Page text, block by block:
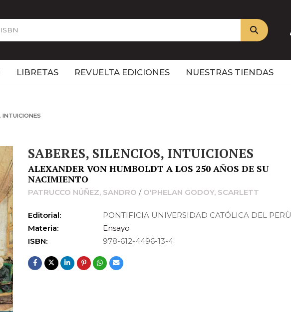
LIBRETAS REVUELTA EDICIONES NUESTRAS TIENDAS
INTUICIONES
SABERES, SILENCIOS, INTUICIONES
ALEXANDER VON HUMBOLDT A LOS 250 AÑOS DE SU
NACIMIENTO
PATRUCCO NÚÑEZ, SANDRO / O'PHELAN GODOY, SCARLETT
Editorial:
PONTIFICIA UNIVERSIDAD CATÓLICA DEL PERÙ
Materia:
Ensayo
ISBN:
978-612-4496-13-4